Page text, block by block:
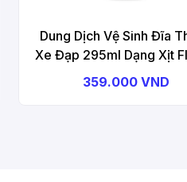
Dung Dịch Vệ Sinh Đĩa
Xe Đạp 295ml Dạng Xịt
LINE Disc Brake
359.000 VND